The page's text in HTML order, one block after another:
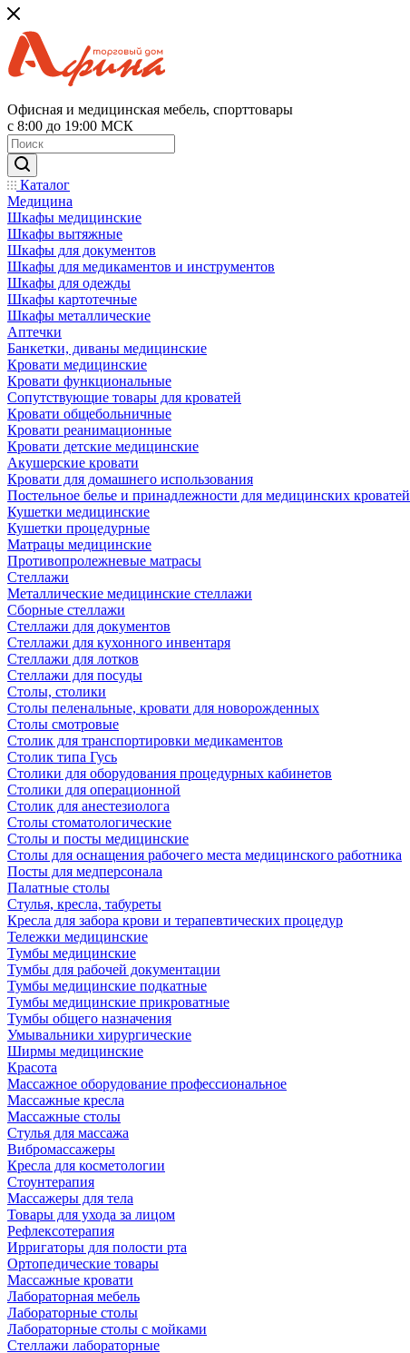
Офисная и медицинская мебель, спорттовары
с 8:00 до 19:00 МСК
Каталог
Медицина
Шкафы медицинские
Шкафы вытяжные
Шкафы для документов
Шкафы для медикаментов и инструментов
Шкафы для одежды
Шкафы картотечные
Шкафы металлические
Аптечки
Банкетки, диваны медицинские
Кровати медицинские
Кровати функциональные
Сопутствующие товары для кроватей
Кровати общебольничные
Кровати реанимационные
Кровати детские медицинские
Акушерские кровати
Кровати для домашнего использования
Постельное белье и принадлежности для медицинских кроватей
Кушетки медицинские
Кушетки процедурные
Матрацы медицинские
Противопролежневые матрасы
Стеллажи
Металлические медицинские стеллажи
Сборные стеллажи
Стеллажи для документов
Стеллажи для кухонного инвентаря
Стеллажи для лотков
Стеллажи для посуды
Столы, столики
Столы пеленальные, кровати для новорожденных
Столы смотровые
Столик для транспортировки медикаментов
Столик типа Гусь
Столики для оборудования процедурных кабинетов
Столики для операционной
Столик для анестезиолога
Столы стоматологические
Столы и посты медицинские
Столы для оснащения рабочего места медицинского работника
Посты для медперсонала
Палатные столы
Стулья, кресла, табуреты
Кресла для забора крови и терапевтических процедур
Тележки медицинские
Тумбы медицинские
Тумбы для рабочей документации
Тумбы медицинские подкатные
Тумбы медицинские прикроватные
Тумбы общего назначения
Умывальники хирургические
Ширмы медицинские
Красота
Массажное оборудование профессиональное
Массажные кресла
Массажные столы
Стулья для массажа
Вибромассажеры
Кресла для косметологии
Стоунтерапия
Массажеры для тела
Товары для ухода за лицом
Рефлексотерапия
Ирригаторы для полости рта
Ортопедические товары
Массажные кровати
Лабораторная мебель
Лабораторные столы
Лабораторные столы с мойками
Стеллажи лабораторные